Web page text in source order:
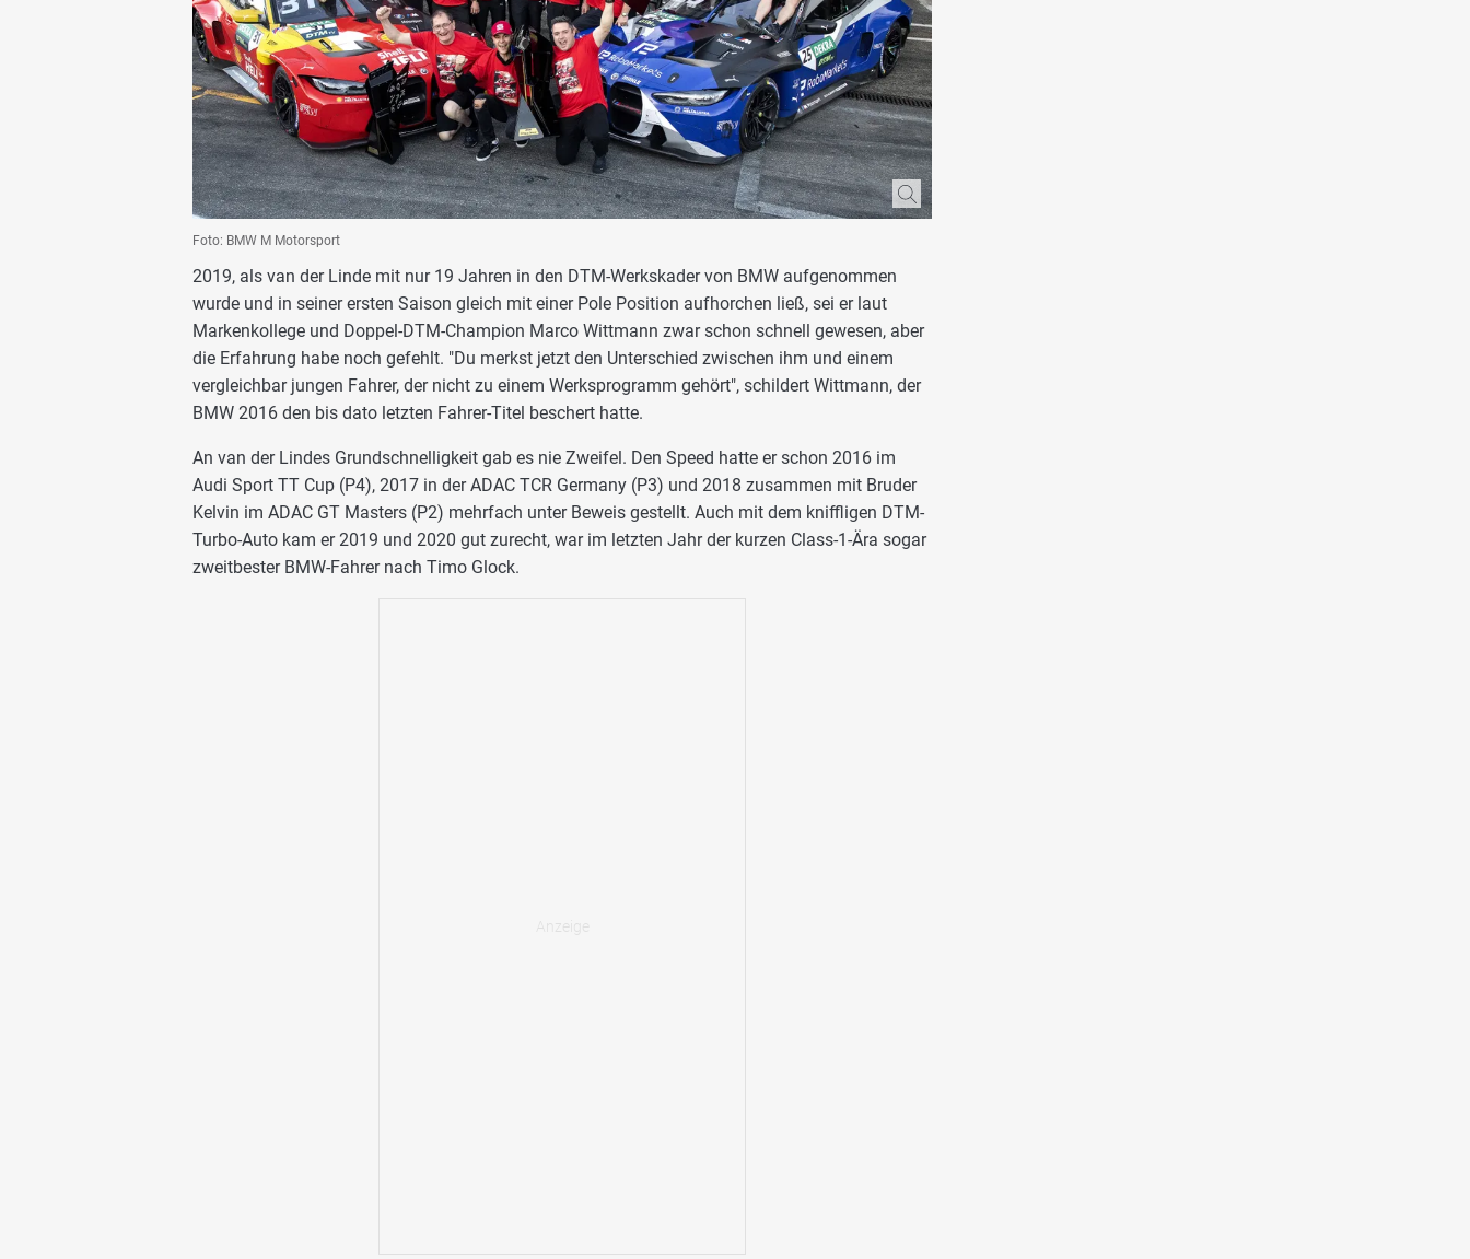
Foto: BMW M Motorsport
2019, als van der Linde mit nur 19 Jahren in den DTM-Werkskader von BMW aufgenommen
wurde und in seiner ersten Saison gleich mit einer Pole Position aufhorchen ließ, sei er laut
Markenkollege und Doppel-DTM-Champion Marco Wittmann zwar schon schnell gewesen, aber
die Erfahrung habe noch gefehlt. "Du merkst jetzt den Unterschied zwischen ihm und einem
vergleichbar jungen Fahrer, der nicht zu einem Werksprogramm gehört", schildert Wittmann, der
BMW 2016 den bis dato letzten Fahrer-Titel beschert hatte.
An van der Lindes Grundschnelligkeit gab es nie Zweifel. Den Speed hatte er schon 2016 im
Audi Sport TT Cup (P4), 2017 in der ADAC TCR Germany (P3) und 2018 zusammen mit Bruder
Kelvin im ADAC GT Masters (P2) mehrfach unter Beweis gestellt. Auch mit dem kniffligen DTM-
Turbo-Auto kam er 2019 und 2020 gut zurecht, war im letzten Jahr der kurzen Class-1-Ära sogar
zweitbester BMW-Fahrer nach Timo Glock.